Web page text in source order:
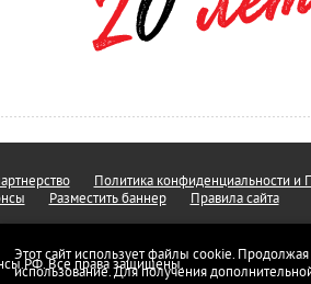
Этот сайт использует файлы cookie. Продолжая
использование. Для получения
Политика конфиденциальности и
Разместить баннер Правила сайта
Все права защищены.